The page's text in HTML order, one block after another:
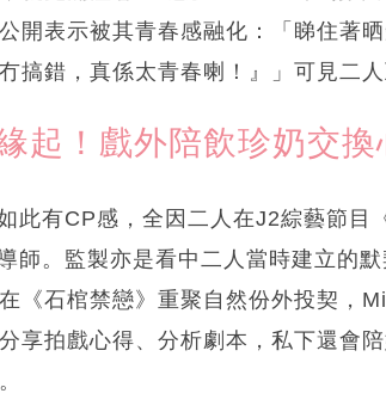
開表示被其青春感融化：「睇住著
搞錯，真係太青春喇！』」可見二人
起！戲外陪飲珍奶交換
此有CP感，全因二人在J2綜藝節目
師。監製亦是看中二人當時建立的
《石棺禁戀》重聚自然份外投契，
享拍戲心得、分析劇本，私下還會